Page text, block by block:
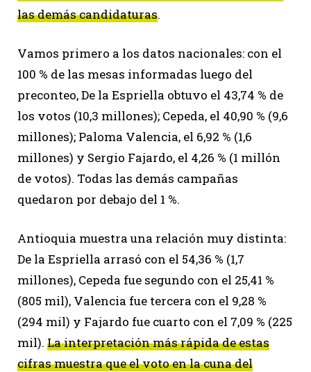
las demás candidaturas.
Vamos primero a los datos nacionales: con el
100 % de las mesas informadas luego del
preconteo, De la Espriella obtuvo el 43,74 % de
los votos (10,3 millones); Cepeda, el 40,90 % (9,6
millones); Paloma Valencia, el 6,92 % (1,6
millones) y Sergio Fajardo, el 4,26 % (1 millón
de votos). Todas las demás campañas
quedaron por debajo del 1 %.
Antioquia muestra una relación muy distinta:
De la Espriella arrasó con el 54,36 % (1,7
millones), Cepeda fue segundo con el 25,41 %
(805 mil), Valencia fue tercera con el 9,28 %
(294 mil) y Fajardo fue cuarto con el 7,09 % (225
mil). La interpretación más rápida de estas
cifras muestra que el voto en la cuna del